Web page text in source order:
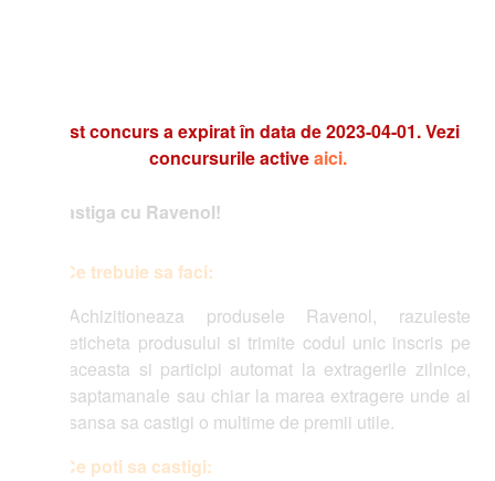
concurs a expirat în data de 2023-04-01. Vezi
concursurile activeaici.
cu Ravenol!
trebuie sa faci:
produsele Ravenol, razuieste
produsului si trimite codul unic inscris pe
si participi automat la extragerile zilnice,
sau chiar la marea extragere unde ai
sa castigi o multime de premii utile.
poti sa castigi: